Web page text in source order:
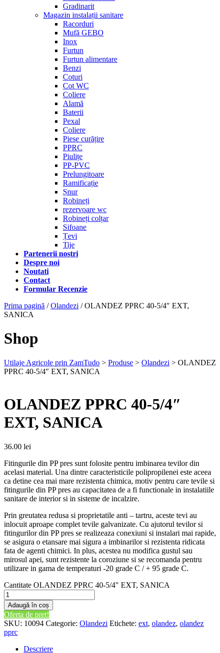
Gradinarit
Magazin instalații sanitare
Racorduri
Mufă GEBO
Inox
Furtun
Furtun alimentare
Benzi
Coturi
Cot WC
Coliere
Alamă
Baterii
Pexal
Coliere
Piese curățire
PPRC
Piulițe
PP-PVC
Prelungitoare
Ramificație
Șnur
Robineți
rezervoare wc
Robineți colțar
Sifoane
Țevi
Tije
Partenerii nostri
Despre noi
Noutati
Contact
Formular Recenzie
Prima pagină /Olandezi / OLANDEZ PPRC 40-5/4″ EXT,
SANICA
Shop
Utilaje Agricole prin ZamTudo > Produse > Olandezi > OLANDEZ
PPRC 40-5/4″ EXT, SANICA
OLANDEZ PPRC 40-5/4″
EXT, SANICA
36.00 lei
Fitingurile din PP pres sunt folosite pentru imbinarea tevilor din
acelasi material. Una dintre caracteristicile polipropilenei este aceea
ca detine cea mai mare rezistenta chimica, motiv pentru care tevile si
fitingurile din PP pres au capacitatea de a fi functionale in instalatiile
sanitare de interior si in sisteme de incalzire.
Prin greutatea redusa si proprietatile anti – tartru, aceste tevi au
inlocuit aproape complet tevile galvanizate. Cu ajutorul tevilor si
fitingurilor din PP pres se realizeaza conexiuni si instalari mai rapide,
se asigura o etansare mai sigura a imbinarilor si rezistenta ridicata
fata de agenti chimici. In plus, acestea nu modifica gustul sau
mirosul apei, sunt rezistente la coroziune si se recomanda pentru
utilizare in gama de temperaturi -20 grade C / + 95 grade C.
Cantitate OLANDEZ PPRC 40-5/4" EXT, SANICA
Adaugă în coș
Oferta de pret!
SKU: 10094 Categorie: Olandezi Etichete: ext, olandez, olandez
pprc
Descriere